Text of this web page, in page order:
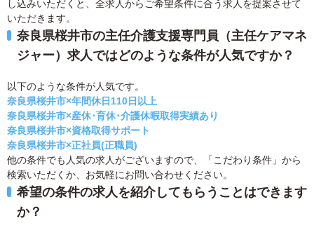
し込みいただくと、全求人からご希望条件に合う求人を提案させて
いただきます。
奈良県桜井市の主任介護支援専門員（主任ケアマネ
ジャー）求人ではどのような条件が人気ですか？
以下のような条件が人気です。
奈良県桜井市×年間休日110日以上
奈良県桜井市×産休･育休･介護休暇取得実績あり
奈良県桜井市×資格取得サポート
奈良県桜井市×正社員(正職員)
他の条件でも人気の求人がございますので、「こだわり条件」から
検索いただくか、お気軽にお問い合わせください。
希望の条件の求人を紹介してもらうことはできます
か？